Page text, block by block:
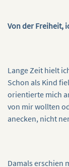
Von der Freiheit,
Lange Zeit hielt
Schon als Kind
orientierte mich
von mir wollten
anecken, nicht
Damals erschien